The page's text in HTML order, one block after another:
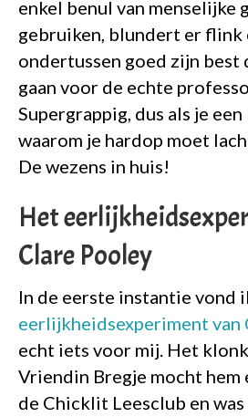
enkel benul van menselijke
gebruiken, blundert er flink
ondertussen goed zijn best
gaan voor de echte
Supergrappig, dus als je
waarom je hardop moet
De wezens in huis!
Het
Clare Pooley
In de eerste instantie vond
eerlijkheidsexperiment van
echt iets voor mij. Het
Vriendin Bregje mocht
de Chicklit Leesclub en was